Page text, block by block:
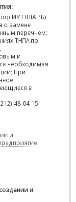
ИУ ТНПА РБ)
о замене
перечнем;
ТНПА по
и
необходимая
При
в
48-04-15
и
и